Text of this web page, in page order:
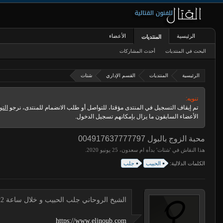
الرئيسية المنتديات القسم الإداري شتات
تنويه:
تم إيقاف التسجيل في المنتدى مؤقتا، للتواصل أو طلب الانضمام للمنتدى، نرجو
الأعضاء السابقون ما يزال بإمكانهم تسجيل الدخول.
محبة الزوج بالبول 004917637777797
هذا النقاش في 'شتات' بدأه ام سعدون،
الكلمات الدلالية: الحبيب جلب
الشيخ الروحاني جلب الحبيب و خلال ساعة 00491634511222 لجلب الحبيب
https://www.eljnoub.com
الرئيسية المنتديات
البحث في المنتديات أحدث المشاركات
الأعضاء